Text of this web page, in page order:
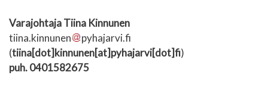
Varajohtaja Tiina Kinnunen
tiina.kinnunen
pyhajarvi.fi
(tiina[dot]kinnunen[at]pyhajarvi[dot]fi)
puh. 0401582675